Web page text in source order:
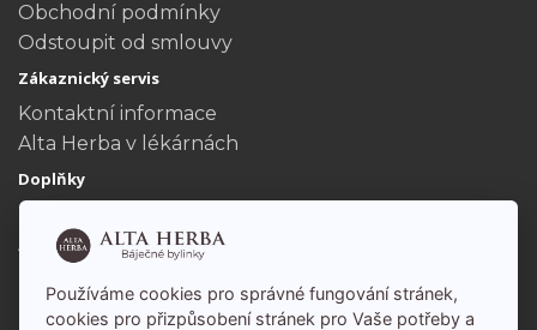
Obchodní podmínky
Odstoupit od smlouvy
Zákaznický servis
Kontaktní informace
Alta Herba v lékárnách
Doplňky
Dárkové poukazy
Akční nabídka
Můj účet
Používáme cookies pro správné fungování stránek,
cookies pro přizpůsobení stránek pro Vaše potřeby a